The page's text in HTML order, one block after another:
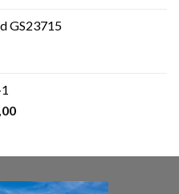
GS23715
599,00.
Huidige
€ 1.650,00.